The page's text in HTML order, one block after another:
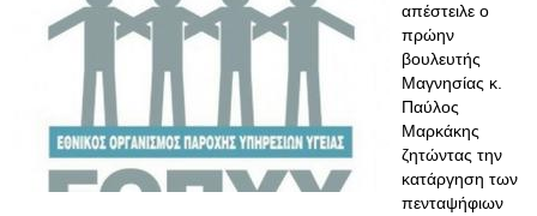
απέστειλε ο
πρώην
βουλευτής
Μαγνησίας κ.
Παύλος
Μαρκάκης
ζητώντας την
κατάργηση των
πενταψήφιων